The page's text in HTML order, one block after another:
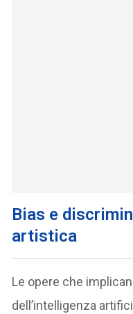
Bias e
artistica
Le opere che
dell’intelligenza